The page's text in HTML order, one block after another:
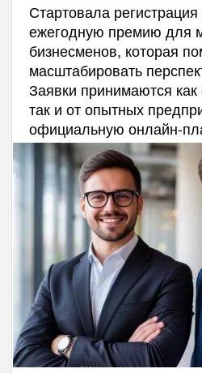
Стартовала
ежегодную премию для
бизнесменов, которая
масштабировать
Заявки принимаются
так и от опытных
официальную онлайн-